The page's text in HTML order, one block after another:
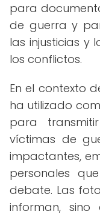
para
de guerra y
las injusticias y
los conflictos.
En el contexto
ha utilizado
para
víctimas de
impactantes,
personales
debate. Las
informan,